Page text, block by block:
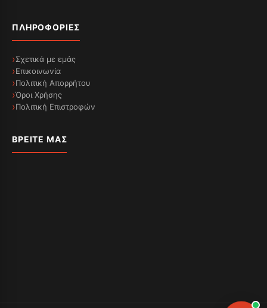
ΠΛΗΡΟΦΟΡΊΕΣ
Σχετικά με εμάς
Επικοινωνία
Πολιτική Απορρήτου
Όροι Χρήσης
Πολιτική Επιστροφών
ΒΡΕΊΤΕ ΜΑΣ